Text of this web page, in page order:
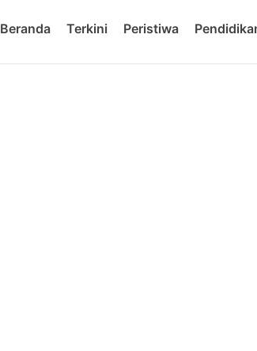
Beranda Terkini Peristiwa